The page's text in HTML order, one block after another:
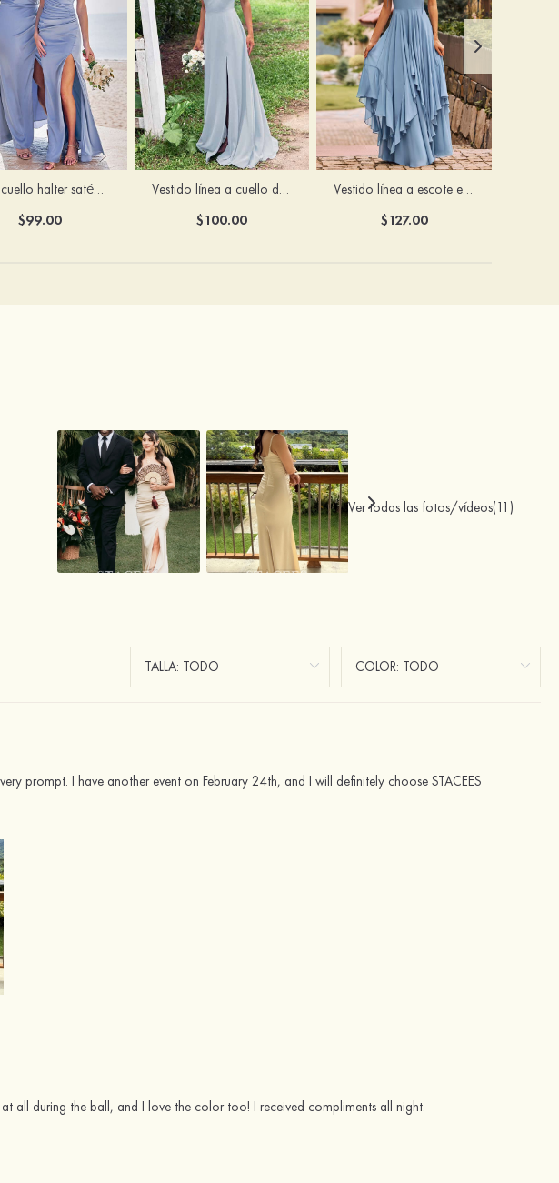
Tubo cuello halter satén elástico hasta el suelo vestido de dama de honor
$99.00
Vestido línea a cuello de corazón gasa hasta el suelo vestido de dama de honor
$100.00
Vestido línea a escote en v gasa hasta el suelo vestido de dama de honor
$127.00
Ver todas las fotos/vídeos(11)
prompt. I have another event on February 24th, and I will definitely choose STACEES
all during the ball, and I love the color too! I received compliments all night.